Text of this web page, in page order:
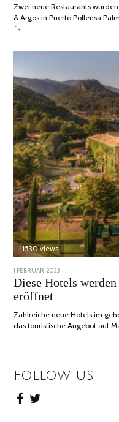
Zwei neue Restaurants
& Argos in Puerto Pollensa
´s …
11530 views
POSTED
ON
1 FEBRUAR, 2023
FEBRUAR,
2023
Diese Hotels
eröffnet
Zahlreiche neue Hotels im
das touristische Angebot auf
FOLLOW US